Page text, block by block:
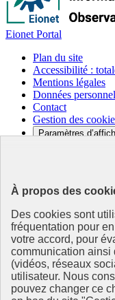
À propos des
Des cookies sont
fréquentation pour
votre accord, pour
communication ainsi
(vidéos, réseaux
utilisateur. Nous
pouvez changer ce
Eionet Portal
Plan du site
Accessibilité :
Mentions légales
Données
Contact
Gestion des
Paramètres
Sauf mention